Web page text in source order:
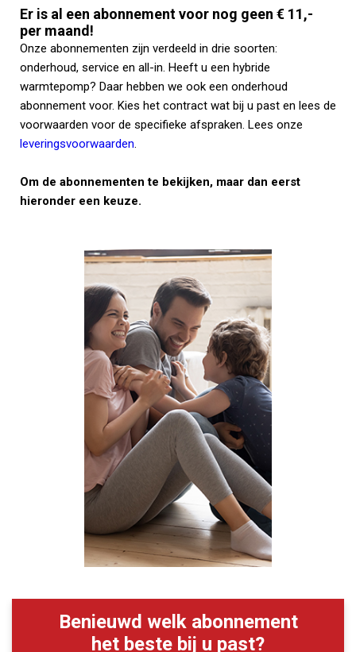
Er is al een abonnement voor nog geen € 11,-
per maand!
Onze abonnementen zijn verdeeld in drie soorten:
onderhoud, service en all-in. Heeft u een hybride
warmtepomp? Daar hebben we ook een onderhoud
abonnement voor. Kies het contract wat bij u past en lees de
voorwaarden voor de specifieke afspraken. Lees onze
leveringsvoorwaarden.
Om de abonnementen te bekijken, maar dan eerst
hieronder een keuze.
Benieuwd welk abonnement
het beste bij u past?